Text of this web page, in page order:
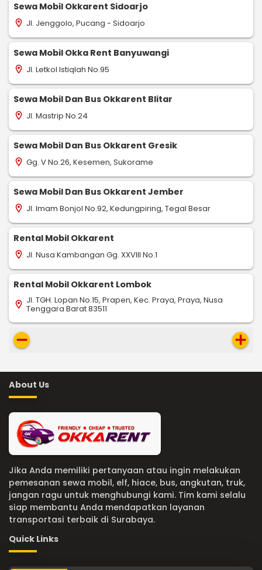
Sewa Mobil Okkarent Sidoarjo
location_on Jl. Jenggolo, Pucang - Sidoarjo
Sewa Mobil Okka Rent Banyuwangi
location_on Jl. Letkol Istiqlah No.95
Sewa Mobil Dan Bus Okkarent Blitar
location_on Jl. Mastrip No.24
Sewa Mobil Dan Bus Okkarent Gresik
location_on Gg. V No.26, Kesemen, Sukorame
Sewa Mobil Dan Bus Okkarent Jember
location_on Jl. Imam Bonjol No.92, Kedungpiring, Tegal Besar
Rental Mobil Okkarent
location_on Jl. Nusa Kambangan Gg. XXVIII No.1
Rental Mobil Okkarent Lombok
location_on Jl. TGH. Lopan No.15, Prapen, Kec. Praya, Praya, Nusa
Tenggara Barat 83511
remove add
About Us
Jika Anda memiliki pertanyaan atau ingin melakukan
pemesanan sewa mobil, elf, hiace, bus, angkutan, truk,
jangan ragu untuk menghubungi kami. Tim kami selalu
siap membantu Anda mendapatkan layanan
transportasi terbaik di Surabaya.
Quick Links